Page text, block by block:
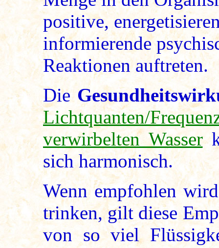
positive,
informierende
Reaktionen auftreten.
Die
Lichtquanten/
verwirbelten Wasser
sich harmonisch.
Wenn empfohlen
trinken, gilt diese
von so viel